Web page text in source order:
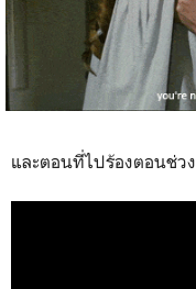
และตอนที่ไปร้องตอนช่ว